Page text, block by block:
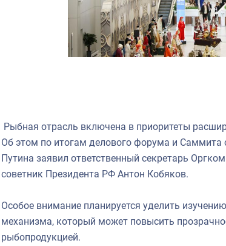
Рыбная отрасль включена в приоритеты
Об этом по итогам делового форума и Саммита
Путина заявил ответственный секретарь
советник Президента РФ Антон Кобяков.
Особое внимание планируется уделить
механизма, который может повысить
рыбопродукцией.